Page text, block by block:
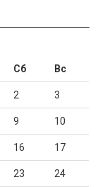
Сб Вс
2 3
9 10
16 17
23 24